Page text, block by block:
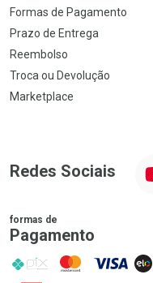
Formas de Pagamento
Prazo de Entrega
Reembolso
Troca ou Devolução
Marketplace
Redes Sociais
formas de
Pagamento
PIX MasterCard
VISA ELO